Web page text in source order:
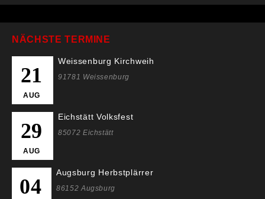
NÄCHSTE TERMINE
21
AUG
Weissenburg Kirchweih
91781 Weissenburg
29
AUG
Eichstätt Volksfest
85072 Eichstätt
04
Augsburg Herbstplärrer
86152 Augsburg